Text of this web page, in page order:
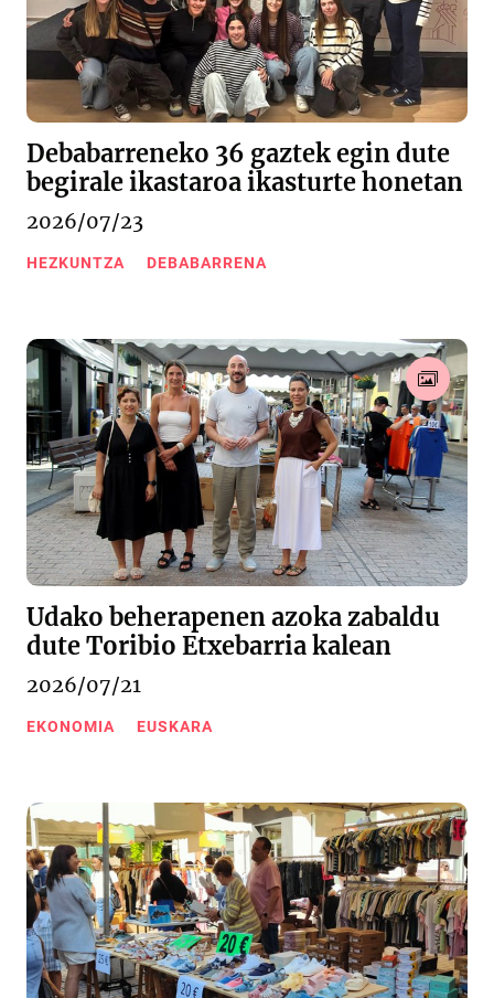
Debabarreneko 36 gaztek egin dute
begirale ikastaroa ikasturte honetan
2026/07/23
HEZKUNTZA DEBABARRENA
Udako beherapenen azoka zabaldu
dute Toribio Etxebarria kalean
2026/07/21
EKONOMIA EUSKARA